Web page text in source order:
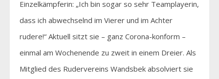
Einzelkämpferin: „Ich bin sogar so sehr Teamplayerin,
dass ich abwechselnd im Vierer und im Achter
rudere!“ Aktuell sitzt sie – ganz Corona-konform –
einmal am Wochenende zu zweit in einem Dreier. Als
Mitglied des Rudervereins Wandsbek absolviert sie